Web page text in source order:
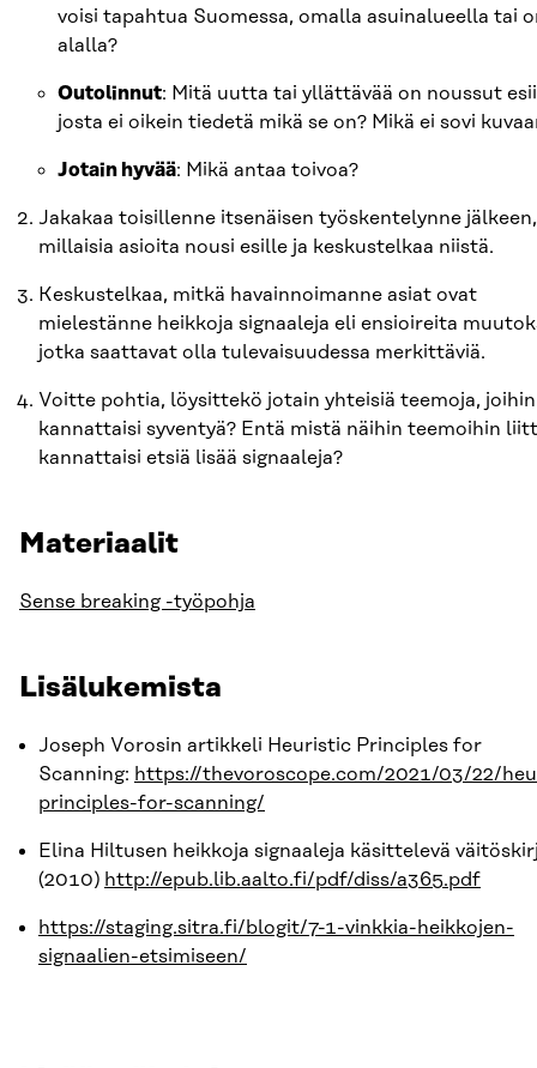
voisi tapahtua Suomessa, omalla asuinalueella tai
alalla?
Outolinnut: Mitä uutta tai yllättävää on noussut
josta ei oikein tiedetä mikä se on? Mikä ei sovi
Jotain hyvää: Mikä antaa toivoa?
Jakakaa toisillenne itsenäisen työskentelynne jälkeen,
millaisia asioita nousi esille ja keskustelkaa niistä.
Keskustelkaa, mitkä havainnoimanne asiat ovat
mielestänne heikkoja signaaleja eli ensioireita
jotka saattavat olla tulevaisuudessa merkittäviä.
Voitte pohtia, löysittekö jotain yhteisiä teemoja, joihin
kannattaisi syventyä? Entä mistä näihin teemoihin
kannattaisi etsiä lisää signaaleja?
Materiaalit
Sense breaking -työpohja
Lisälukemista
Joseph Vorosin artikkeli Heuristic Principles for
Scanning: https://thevoroscope.com/2021/03/22/
principles-for-scanning/
Elina Hiltusen heikkoja signaaleja käsittelevä
(2010) http://epub.lib.aalto.fi/pdf/diss/a365.pdf
https://staging.sitra.fi/blogit/7-1-vinkkia-heikkojen-
signaalien-etsimiseen/